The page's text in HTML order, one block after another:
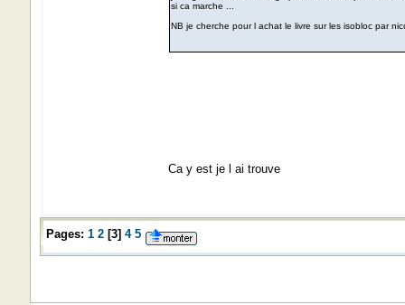
si ca marche ...
NB je cherche pour l achat le livre sur les isobloc par
Ca y est je l ai trouve
Pages: 1 2[3] 4 5